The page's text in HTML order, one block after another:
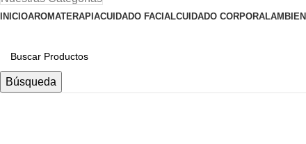
INICIOAROMATERAPIACUIDADO FACIALCUIDADO CORPORAL
Búsqueda